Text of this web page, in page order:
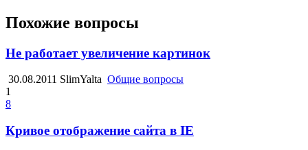
Похожие вопросы
Не работает увеличение картинок
30.08.2011 SlimYalta Общие вопросы
1
8
Кривое отображение сайта в IE